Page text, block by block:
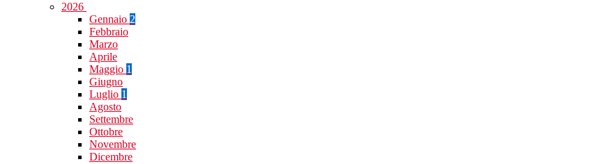
2026
Gennaio 2
Febbraio
Marzo
Aprile
Maggio 1
Giugno
Luglio 1
Agosto
Settembre
Ottobre
Novembre
Dicembre